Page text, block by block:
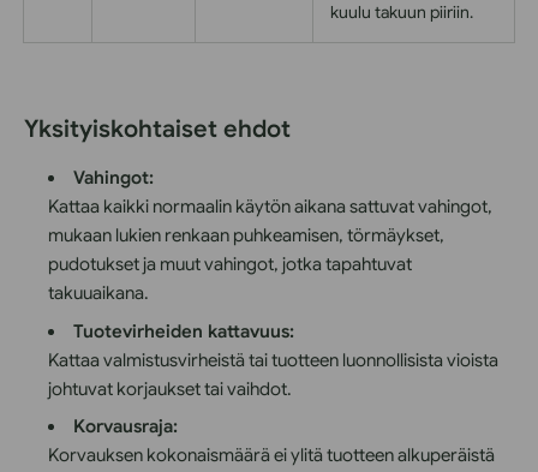
kuulu takuun piiriin.
Yksityiskohtaiset ehdot
Vahingot:
Kattaa kaikki normaalin käytön aikana sattuvat vahingot,
mukaan lukien renkaan puhkeamisen, törmäykset,
pudotukset ja muut vahingot, jotka tapahtuvat
takuuaikana.
Tuotevirheiden kattavuus:
Kattaa valmistusvirheistä tai tuotteen luonnollisista vioista
johtuvat korjaukset tai vaihdot.
Korvausraja:
Korvauksen kokonaismäärä ei ylitä tuotteen alkuperäistä